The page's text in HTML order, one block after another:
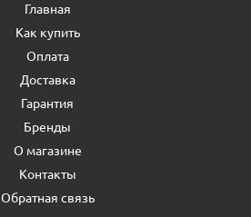
Главная
Как купить
Оплата
Доставка
Гарантия
Бренды
О магазине
Контакты
Обратная связь